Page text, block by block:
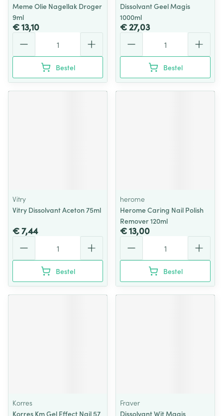
Meme Olie Nagellak Droger
9ml
€ 13,10
Bestel
Dissolvant Geel Magis
1000ml
€ 27,03
Bestel
Vitry
Vitry Dissolvant Aceton 75ml
€ 7,44
Bestel
herome
Herome Caring Nail Polish
Remover 120ml
€ 13,00
Bestel
Korres
Korres Km Gel Effect Nail 57
Fraver
Dissolvant Wit Magis